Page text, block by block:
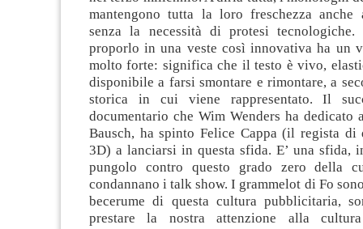
mantengono tutta la loro freschezza anche
senza la necessità di protesi tecnologiche.
proporlo in una veste così innovativa ha un
molto forte: significa che il testo è vivo,
disponibile a farsi smontare e rimontare, a
storica in cui viene rappresentato. Il
documentario che Wim Wenders ha dedicato
Bausch, ha spinto Felice Cappa (il regista di
3D) a lanciarsi in questa sfida. E’ una sfida,
pungolo contro questo grado zero della
condannano i talk show. I grammelot di Fo
becerume di questa cultura pubblicitaria,
prestare la nostra attenzione alla